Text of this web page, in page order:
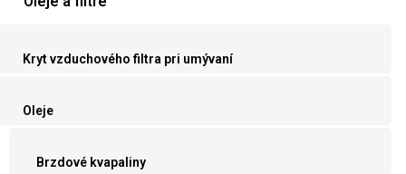
Kryt vzduchového filtra pri umývaní
Oleje
Brzdové kvapaliny